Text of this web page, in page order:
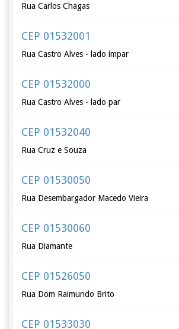
Rua Carlos Chagas
CEP 01532001
Rua Castro Alves - lado ímpar
CEP 01532000
Rua Castro Alves - lado par
CEP 01532040
Rua Cruz e Souza
CEP 01530050
Rua Desembargador Macedo Vieira
CEP 01530060
Rua Diamante
CEP 01526050
Rua Dom Raimundo Brito
CEP 01533030